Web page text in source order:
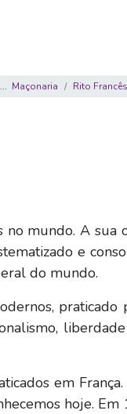
Maçonaria Rito Francês
mundo. A
e
do mundo.
praticado
em
hoje.